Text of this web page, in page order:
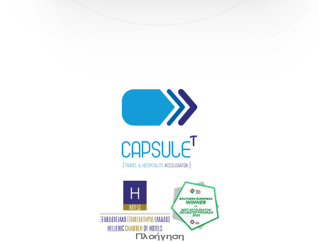
Πλοήγηση